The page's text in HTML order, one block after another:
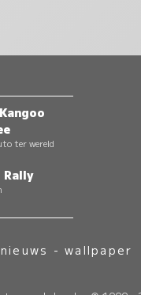
ter wereld
Rally
nieuws -wallpaper